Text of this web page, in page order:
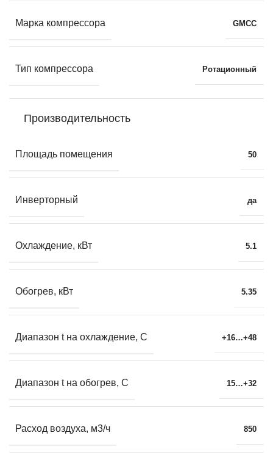
Марка компрессора GMCC
Тип компрессора Ротационный
Производительность
Площадь помещения 50
Инверторный да
Охлаждение, кВт 5.1
Обогрев, кВт 5.35
Диапазон t на охлаждение, С +16…+48
Диапазон t на обогрев, С 15…+32
Расход воздуха, м3/ч 850